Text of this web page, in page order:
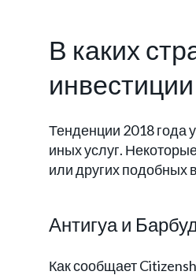
В каких
Тенденции 2018 года
иных услуг.
или других подобных
Антигуа и
Как сообщает